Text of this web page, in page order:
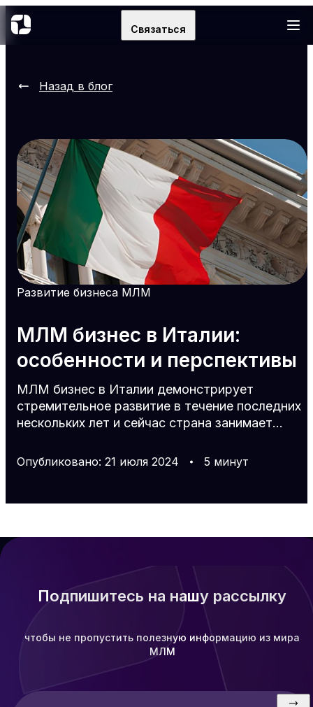
Связаться
Назад в блог
Развитие бизнеса МЛМ
МЛМ бизнес в Италии:
особенности и перспективы
МЛМ бизнес в Италии демонстрирует
стремительное развитие в течение последних
нескольких лет и сейчас страна занимает
маркетинга в Европе. Но что способствует
такому росту МЛМ индустрии в стране и
учитывать для успешного ведения своего
Давайте разбираться Динамика экономики
культурно и экономически развитых стран
мира. В государств
Опубликовано: 21 июля 2024 5 минут
Подпишитесь на нашу рассылку
чтобы не пропустить полезную информацию из мира
МЛМ